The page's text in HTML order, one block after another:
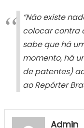
“Não existe
colocar contra
sabe que há
momento, há
de patentes)
aoRepórter
Admin